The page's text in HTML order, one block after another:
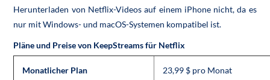
Herunterladen von Netflix-Videos auf einem iPhone nicht, da es
nur mit Windows- und macOS-Systemen kompatibel ist.
Pläne und Preise von KeepStreams für Netflix
Monatlicher Plan 23,99 $ pro Monat